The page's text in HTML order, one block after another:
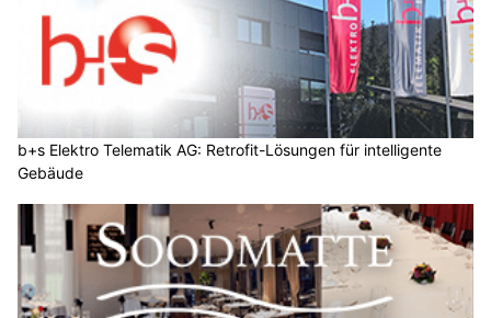
b+s Elektro Telematik AG: Retrofit-Lösungen für intelligente
Gebäude